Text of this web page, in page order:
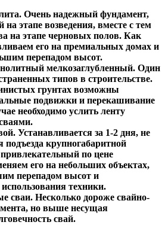
Очень надежный фундамент,
этапе возведения, вместе с тем
на этапе черновых полов. Как
его на премиальных домах и
перепадом высот.
мелкозаглубленный. Один
типов в строительстве.
грунтах возможны
подвижки и перекашивание
необходимо услить ленту
Устанавливается за 1-2 дня, не
подъезда крупногабаритной
по цене
его на небольших объектах,
перепадом высот и
техники.
сваи. Несколько дороже свайно-
но выше несущая
свай.